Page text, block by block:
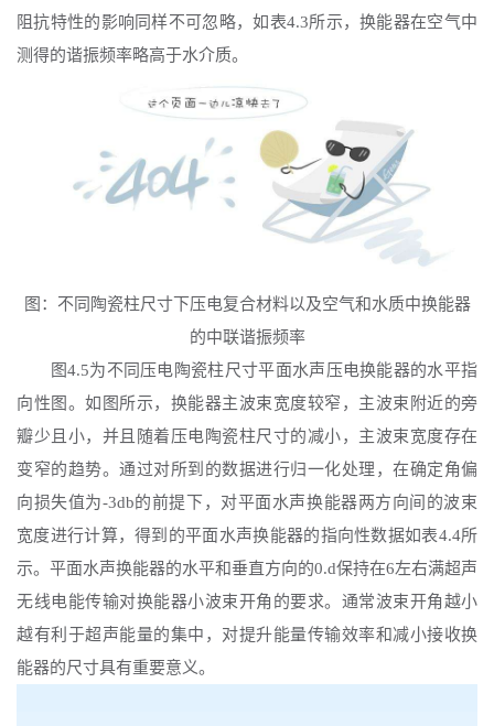
阻抗特性的影响同样不可忽略，如表4.3所示，换能器在空气中
测得的谐振频率略高于水介质。
图：不同陶瓷柱尺寸下压电复合材料以及空气和水质中换能器
的中联谐振频率
图4.5为不同压电陶瓷柱尺寸平面水声压电换能器的水平指
向性图。如图所示，换能器主波束宽度较窄，主波束附近的旁
瓣少且小，并且随着压电陶瓷柱尺寸的减小，主波束宽度存在
变窄的趋势。通过对所到的数据进行归一化处理，在确定角偏
向损失值为-3db的前提下，对平面水声换能器两方向间的波束
宽度进行计算，得到的平面水声换能器的指向性数据如表4.4所
示。平面水声换能器的水平和垂直方向的0.d保持在6左右满超声
无线电能传输对换能器小波束开角的要求。通常波束开角越小
越有利于超声能量的集中，对提升能量传输效率和减小接收换
能器的尺寸具有重要意义。